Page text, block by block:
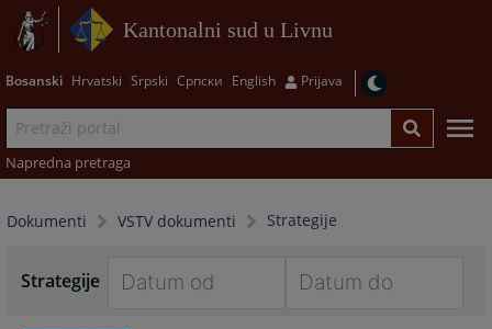
Kantonalni sud u Livnu
Bosanski Hrvatski Srpski Српски English Prijava
Napredna pretraga
Dokumenti VSTV dokumenti Strategije
Strategije